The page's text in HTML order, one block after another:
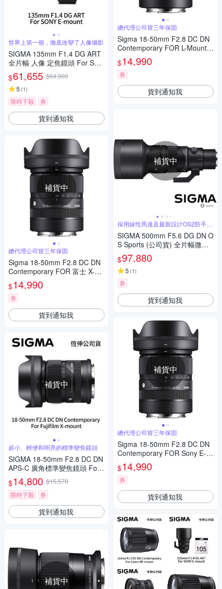
世界上第一個，徹底改變了人像攝影
SIGMA 135mm F1.4 DG ART
全片幅 人像 定焦鏡頭 For SON
Y E-mount (公司貨)
$61,655 $64,900
5 (1)
限時下殺 券
貨到通知我
補貨中
總代理公司貨三年保固
Sigma 18-50mm F2.8 DC DN
Contemporary FOR 富士 X-mo
unt接環 公司貨 贈保護鏡
$14,990
券
貨到通知我
補貨中
超小、輕便和明亮的標準變焦鏡頭
SIGMA 18-50mm F2.8 DC DN
APS-C 廣角標準變焦鏡頭 For
Fujifilm X-mount (公司貨)
$14,800 $15,578
限時下殺
券
貨到通知我
補貨中
總代理公司貨三年保固
Sigma 18-50mm F2.8 DC DN
Contemporary FOR L-Mount接
環 公司貨 贈保護鏡
$14,990
券
貨到通知我
補貨中
採用線性馬達及最新設計OS2防手震
系統
SIGMA 500mm F5.6 DG DN O
S Sports (公司貨) 全片幅微單
眼鏡頭 超望遠定焦鏡頭 運動 飛
羽攝影 拍鳥
$97,880
5 (1)
券
貨到通知我
補貨中
總代理公司貨三年保固
Sigma 18-50mm F2.8 DC DN
Contemporary FOR Sony E-M
ount接環 公司貨 贈保護鏡
$14,990
券
貨到通知我